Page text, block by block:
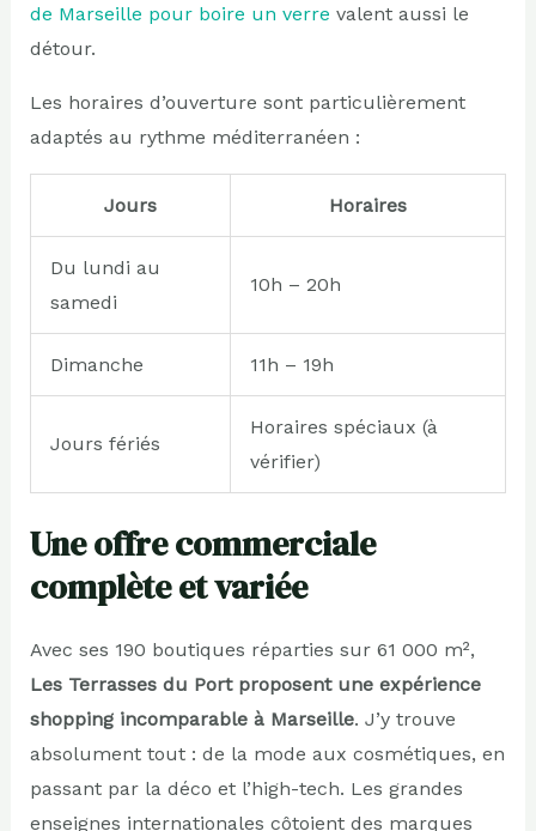
de Marseille pour boire un verre valent aussi le
détour.
Les horaires d’ouverture sont particulièrement
adaptés au rythme méditerranéen :
Jours Horaires
Du lundi au
samedi
10h – 20h
Dimanche 11h – 19h
Jours fériés
Horaires spéciaux (à
vérifier)
Une offre commerciale
complète et variée
Avec ses 190 boutiques réparties sur 61 000 m²,
Les Terrasses du Port proposent une expérience
shopping incomparable à Marseille. J’y trouve
absolument tout : de la mode aux cosmétiques, en
passant par la déco et l’high-tech. Les grandes
enseignes internationales côtoient des marques